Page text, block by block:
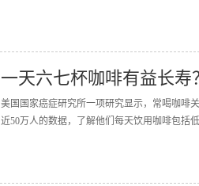
一天六七杯咖啡有益长寿
美国国家癌症研究所一项研究显示，常喝咖啡
近50万人的数据，了解他们每天饮用咖啡包括